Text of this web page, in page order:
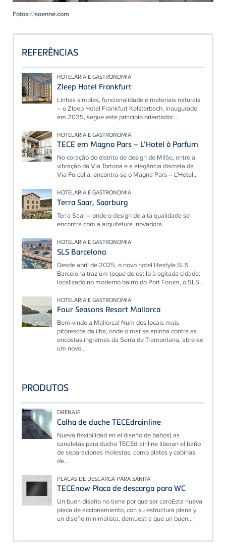
Fotos:©soenne.com
REFERÊNCIAS
HOTELARIA E GASTRONOMIA
Zleep Hotel Frankfurt
Linhas simples, funcionalidade e materiais naturais
– o Zleep Hotel Frankfurt Kelsterbach, inaugurado
em 2025, segue este princípio orientador...
HOTELARIA E GASTRONOMIA
TECE em Magna Pars – L’Hotel à Parfum
No coração do distrito de design de Milão, entre a
vibração da Via Tortona e a elegância discreta da
Via Forcella, encontra-se o Magna Pars – L’Hotel...
HOTELARIA E GASTRONOMIA
Terra Saar, Saarburg
Terra Saar – onde o design de alta qualidade se
encontra com a arquitetura inovadora.
HOTELARIA E GASTRONOMIA
SLS Barcelona
Desde abril de 2025, o novo hotel lifestyle SLS
Barcelona traz um toque de estilo à agitada cidade:
localizado no moderno bairro do Port Forum, o SLS...
HOTELARIA E GASTRONOMIA
Four Seasons Resort Mallorca
Bem-vindo a Mallorca! Num dos locais mais
pitorescos da ilha, onde o mar se aninha contra as
encostas íngremes da Serra de Tramontana, abre-se
um novo...
PRODUTOS
DRENAJE
Calha de duche TECEdrainline
Nueva flexibilidad en el diseño de bañosLas
canaletas para ducha TECEdrainline liberan el baño
de separaciones molestas, como platos y cabinas
de...
PLACAS DE DESCARGA PARA SANITA
TECEnow Placa de descarga para WC
Un buen diseño no tiene por qué ser caroEsta nueva
placa de accionamiento, con su estructura plana y
un diseño minimalista, demuestra que un buen...